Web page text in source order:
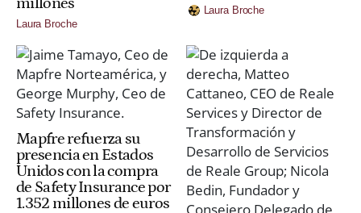
millones
Laura Broche
Laura Broche
Mapfre refuerza su
presencia en Estados
Unidos con la compra
de Safety Insurance por
1.352 millones de euros